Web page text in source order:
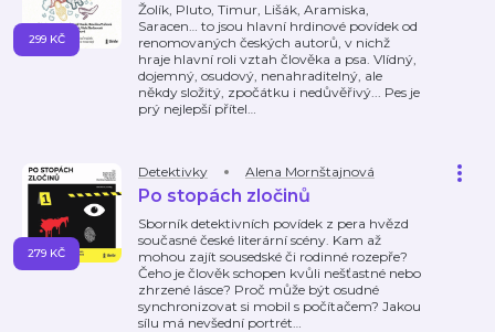
Žolík, Pluto, Timur, Lišák, Aramiska,
Saracen… to jsou hlavní hrdinové povídek od
renomovaných českých autorů, v nichž
hraje hlavní roli vztah člověka a psa. Vlídný,
dojemný, osudový, nenahraditelný, ale
někdy složitý, zpočátku i nedůvěřivý... Pes je
prý nejlepší přítel…
299 KČ
Detektivky Alena Mornštajnová
Po stopách zločinů
Sborník detektivních povídek z pera hvězd
současné české literární scény. Kam až
mohou zajít sousedské či rodinné rozepře?
Čeho je člověk schopen kvůli nešťastné nebo
zhrzené lásce? Proč může být osudné
synchronizovat si mobil s počítačem? Jakou
sílu má nevšední portrét…
279 KČ